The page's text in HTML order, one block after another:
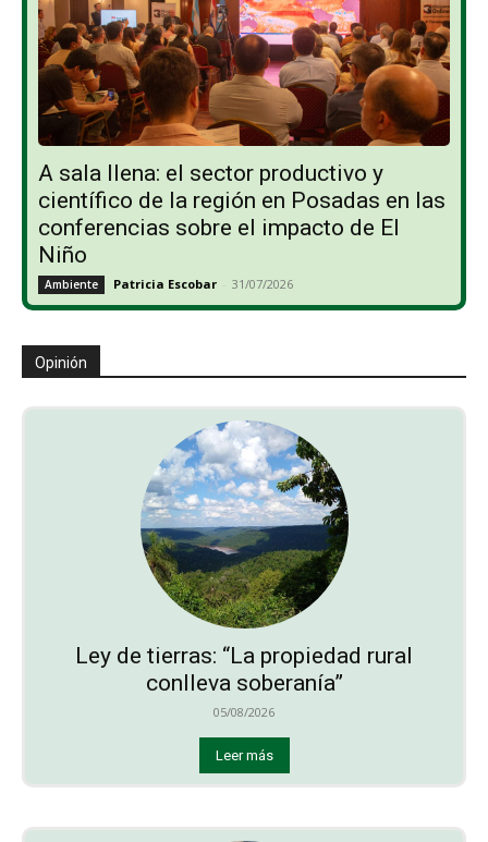
A sala llena: el sector productivo y
científico de la región en Posadas en las
conferencias sobre el impacto de El
Niño
Ambiente Patricia Escobar - 31/07/2026
Opinión
Ley de tierras: “La propiedad rural
conlleva soberanía”
05/08/2026
Leer más